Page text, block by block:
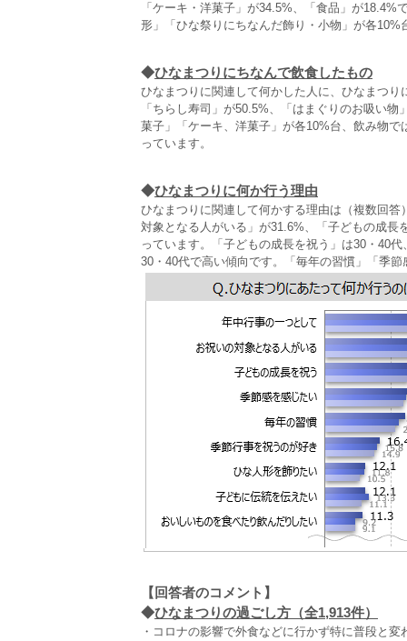
「ケーキ・洋菓子」が34.5%、「食品」が
形」「ひな祭りにちなんだ飾り・小物」が各10%
◆ひなまつりにちなんで飲食したもの
ひなまつりに関連して何かした人に、ひなまつ
「ちらし寿司」が50.5%、「はまぐりのお吸い
菓子」「ケーキ、洋菓子」が各10%台、飲み物
っています。
◆ひなまつりに何か行う理由
ひなまつりに関連して何かする理由は（複数回
対象となる人がいる」が31.6%、「子どもの成
っています。「子どもの成長を祝う」は30・40
30・40代で高い傾向です。「毎年の習慣」「季
【回答者のコメント】
◆ひなまつりの過ごし方（全1,913件）
・コロナの影響で外食などに行かず特に普段と